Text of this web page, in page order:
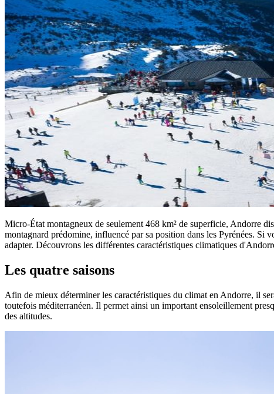
Micro-État montagneux de seulement 468 km² de superficie, Andorre
montagnard prédomine, influencé par sa position dans les Pyrénées. Si
adapter. Découvrons les différentes caractéristiques climatiques
Les quatre saisons
Afin de mieux déterminer les caractéristiques du climat en Andorre, il
toutefois méditerranéen. Il permet ainsi un important ensoleillement
des altitudes.